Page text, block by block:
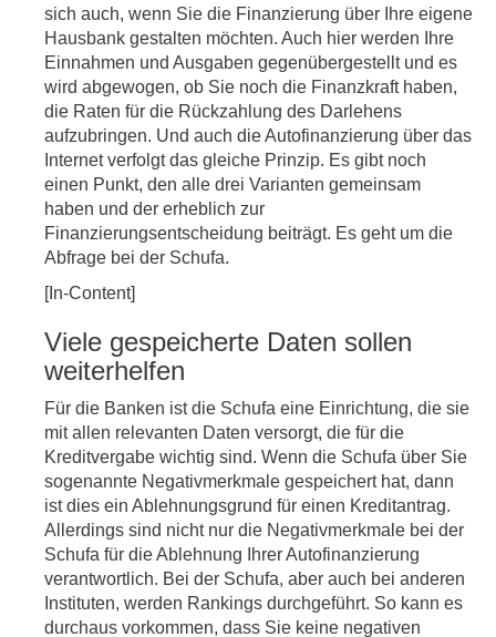
sich auch, wenn Sie die Finanzierung über Ihre eigene
Hausbank gestalten möchten. Auch hier werden Ihre
Einnahmen und Ausgaben gegenübergestellt und es
wird abgewogen, ob Sie noch die Finanzkraft haben,
die Raten für die Rückzahlung des Darlehens
aufzubringen. Und auch die Autofinanzierung über das
Internet verfolgt das gleiche Prinzip. Es gibt noch
einen Punkt, den alle drei Varianten gemeinsam
haben und der erheblich zur
Finanzierungsentscheidung beiträgt. Es geht um die
Abfrage bei der Schufa.
[In-Content]
Viele gespeicherte Daten sollen
weiterhelfen
Für die Banken ist die Schufa eine Einrichtung, die sie
mit allen relevanten Daten versorgt, die für die
Kreditvergabe wichtig sind. Wenn die Schufa über Sie
sogenannte Negativmerkmale gespeichert hat, dann
ist dies ein Ablehnungsgrund für einen Kreditantrag.
Allerdings sind nicht nur die Negativmerkmale bei der
Schufa für die Ablehnung Ihrer Autofinanzierung
verantwortlich. Bei der Schufa, aber auch bei anderen
Instituten, werden Rankings durchgeführt. So kann es
durchaus vorkommen, dass Sie keine negativen